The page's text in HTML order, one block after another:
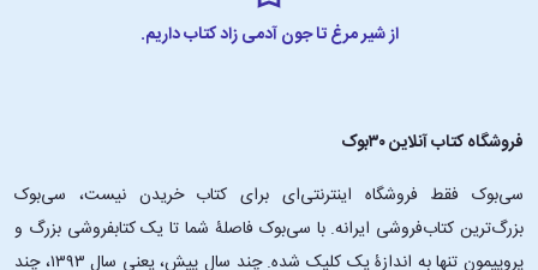
از شیر مرغ تا جون آدمی زاد کتاب داریم.
فروشگاه کتاب آنلاین ۳۰بوک
سی‌بوک فقط فروشگاه اینترنتی‌ای برای کتاب خریدن نیست، سی‌بوک
بزرگ‌ترین کتاب‌فروشی ایرانه. با سی‌بوک فاصلۀ شما تا یک کتابفروشی بزرگ و
پروپیمون تنها به اندازۀ یک کلیک شده. چند سال پیش، یعنی سال ۱۳۹۳، چند